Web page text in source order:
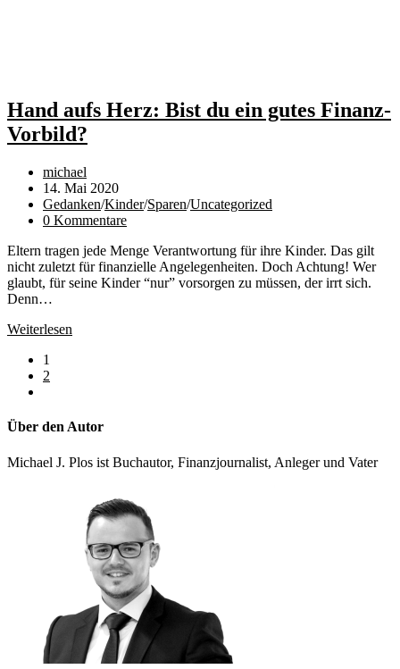
Hand aufs Herz: Bist du ein gutes Finanz-
Vorbild?
Beitrags-
Autor:
michael
Beitrag
veröffentlicht:
14. Mai 2020
Beitrags-
Kategorie:
Gedanken/Kinder/Sparen/Uncategorized
Beitrags-
0 Kommentare
Eltern tragen jede Menge Verantwortung für ihre Kinder. Das gilt
nicht zuletzt für finanzielle Angelegenheiten. Doch Achtung! Wer
glaubt, für seine Kinder “nur” vorsorgen zu müssen, der irrt sich.
Denn…
Weiterlesen
gutes
Vorbild?
1
2
nächsten
Über den Autor
Michael J. Plos ist Buchautor, Finanzjournalist, Anleger und Vater